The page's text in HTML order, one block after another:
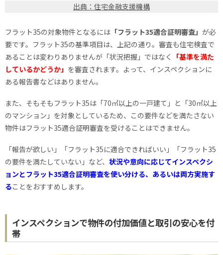
出典：住宅金融支援機構
フラット35の対象物件となるには 「フラット35適合証明審査」 が必
要です。フラット35の基準項目は、上記の通り。審査も住宅検査で
あることは変わりありませんが「状況把握」ではなく
「基準を満た
しているかどうか」 を審査されます。よって、インスペクションに
ある報告書などはありません。
また、そもそもフラット35は「70㎡以上の一戸建て」と「30㎡以上
のマンション」を対象としているため、この要件などを満たさない
物件はフラット35適合証明審査を受けることはできません。
「報告が欲しい」「フラット35に適合できればいい」「フラット35
の要件を満たしていない」など、 状況や意向に応じてインスペクシ
ョンとフラット35適合証明審査を使い分ける、あるいは両方実施す
ることをおすすめします。
インスペクションで物件の付加価値と取引の安心を付
帯